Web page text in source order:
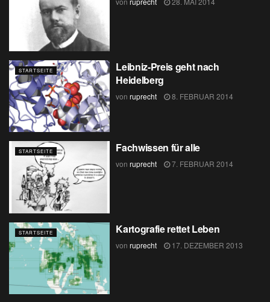
STARTSEITE
Leibniz-Preis geht nach
Heidelberg
von ruprecht 8. FEBRUAR 2014
STARTSEITE Fachwissen für alle
von ruprecht 7. FEBRUAR 2014
STARTSEITE Kartografie rettet Leben
von ruprecht 17. DEZEMBER 2013